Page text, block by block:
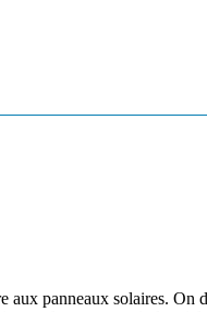
aux panneaux solaires. On